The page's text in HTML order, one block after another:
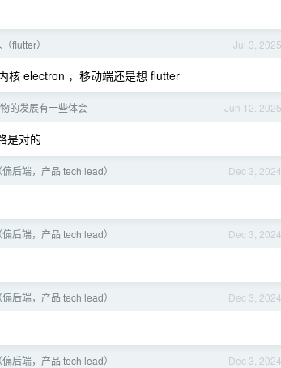
Jul 3, 2025
flutter）
核 electron ，移动端还是想 flutter
Jun 12, 2025
的发展有一些体会
是对的
Dec 3, 2024
后端，产品 tech lead）
Dec 3, 2024
后端，产品 tech lead）
Dec 3, 2024
后端，产品 tech lead）
Dec 3, 2024
后端，产品 tech lead）